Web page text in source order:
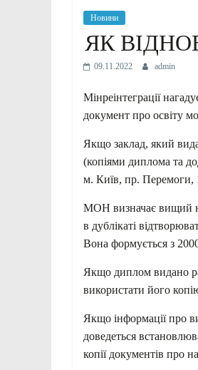
Новини
ЯК
09.11.2022 admin
Мінреінтеграції
документ про освіту
Якщо заклад, який
(копіями диплома та
м. Київ, пр. Перемоги,
МОН визначає вищий
в дублікаті
Вона формується з
Якщо диплом видано
використати його
Якщо інформації про
доведеться
копії документів про